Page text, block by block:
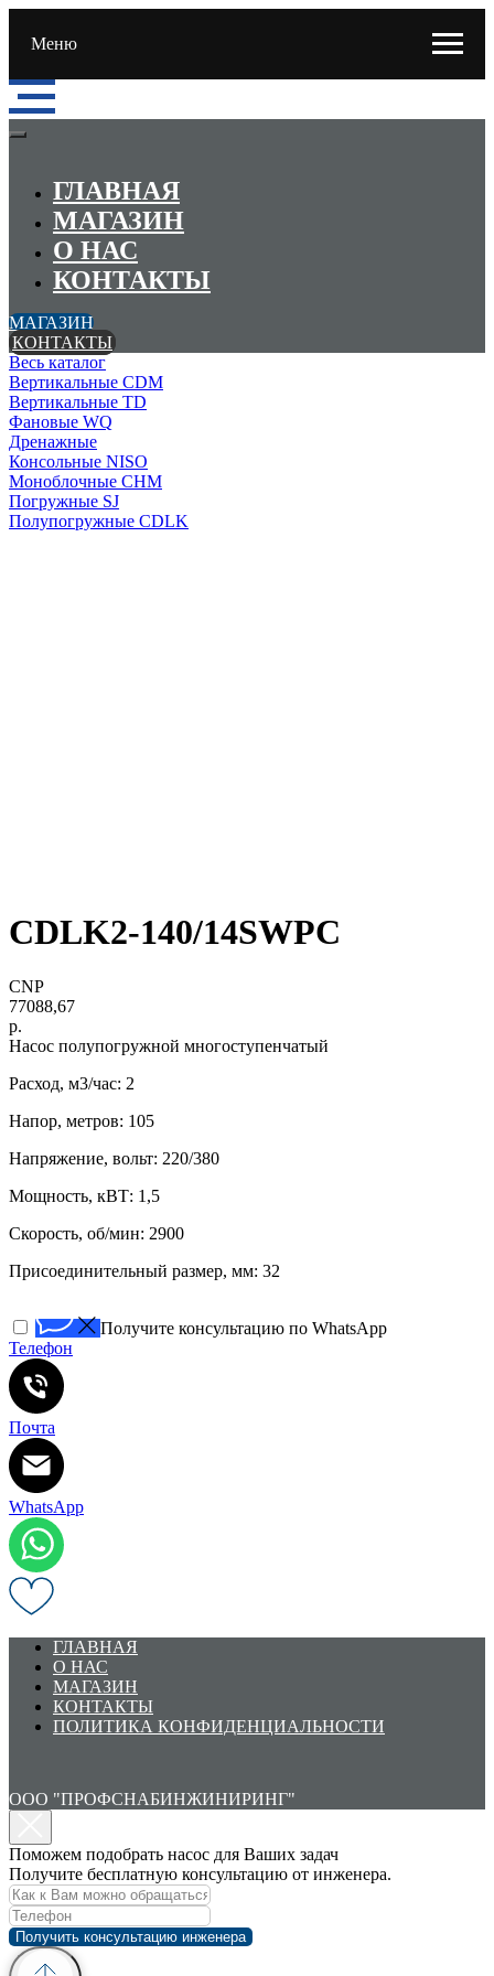
Меню
ГЛАВНАЯ
МАГАЗИН
О НАС
КОНТАКТЫ
МАГАЗИН
КОНТАКТЫ
Весь каталог
Вертикальные CDM
Вертикальные TD
Фановые WQ
Дренажные
Консольные NISO
Моноблочные CHМ
Погружные SJ
Полупогружные CDLK
CDLK2-140/14SWPC
CNP
77088,67
р.
Насос полупогружной многоступенчатый
Расход, м3/час: 2
Напор, метров: 105
Напряжение, вольт: 220/380
Мощность, кВТ: 1,5
Скорость, об/мин: 2900
Присоединительный размер, мм: 32
Получите консультацию по WhatsApp
Телефон
Почта
WhatsApp
ГЛАВНАЯ
О НАС
МАГАЗИН
КОНТАКТЫ
ПОЛИТИКА КОНФИДЕНЦИАЛЬНОСТИ
ООО "ПРОФСНАБИНЖИНИРИНГ"
Поможем подобрать насос для Ваших задач
Получите бесплатную консультацию от инженера.
Получить консультацию инженера